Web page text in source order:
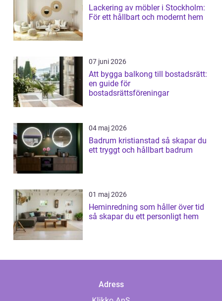
Lackering av möbler i Stockholm:
För ett hållbart och modernt hem
07 juni 2026
Att bygga balkong till bostadsrätt:
en guide för
bostadsrättsföreningar
04 maj 2026
Badrum kristianstad så skapar du
ett tryggt och hållbart badrum
01 maj 2026
Heminredning som håller över tid
så skapar du ett personligt hem
Adress